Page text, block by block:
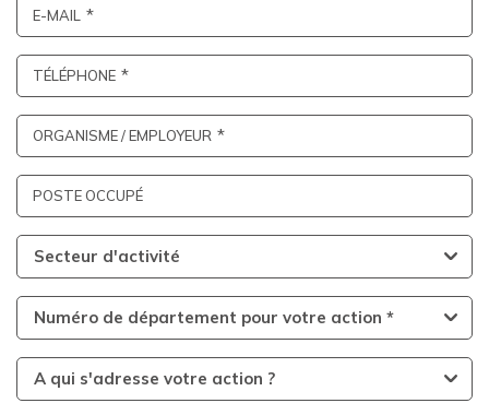
E-MAIL
TÉLÉPHONE
ORGANISME / EMPLOYEUR
POSTE OCCUPÉ
Secteur d'activité
Numéro de département pour votre action *
A qui s'adresse votre action ?